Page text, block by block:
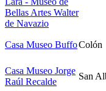
Bellas Artes Walter
de Navazio
Casa Museo BuffoColón
Casa Museo Jorge
Raúl Recalde
San